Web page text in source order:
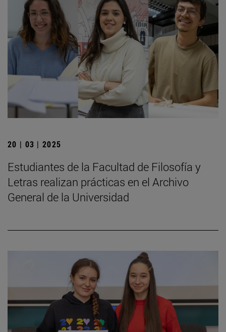
20 | 03 | 2025
Estudiantes de la Facultad de Filosofía y
Letras realizan prácticas en el Archivo
General de la Universidad